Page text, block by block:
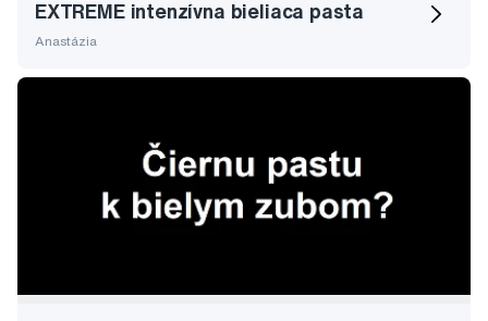
EXTREME intenzívna bieliaca pasta
Anastázia